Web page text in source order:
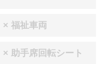
× 福祉車両
× 助手席回転シート